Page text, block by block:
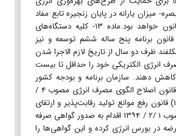
میزان یارانه در پایان زنجیره تابع مفاد
مواد ۶ و ۷ این قانون خواهد بود.ماده ۱۳- کلیه دستگاه‌های
ماده (۲۹) قانون برنامه پنج ساله ششم توسعه و نیز
ظرف دو سال از تاریخ لازم الاجرا شدن
انرژی الکتریکی خود را حداقل تا بیست
درصد کاهش دهند. سازمان برنامه و بودجه کشور
مکلف است مطابق قانون اصلاح الگوی مصرف انرژی مصوب ۴ /
۱۲/ ۱۳۸۹ و ماده (۱۲) قانون رفع موانع تولید رقابت‌پذیر و ارتقای
نظام مالی کشور مصوب ۱ /۲ / ۱۳۹۴ اقدام به صدور گواهی صرفه
در بورس انرژی کرده و این گواهی‌ها را